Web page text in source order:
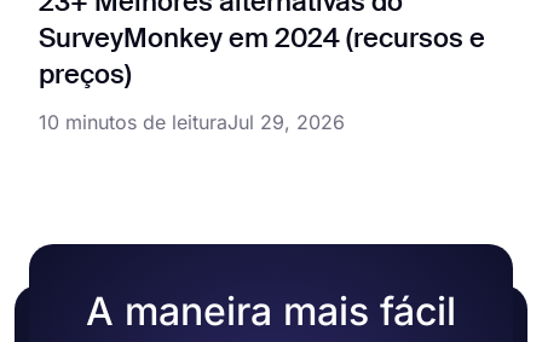
SurveyMonkey em 2024 (recursos e
preços)
10 minutos de leituraJul 29, 2026
A maneira mais fácil